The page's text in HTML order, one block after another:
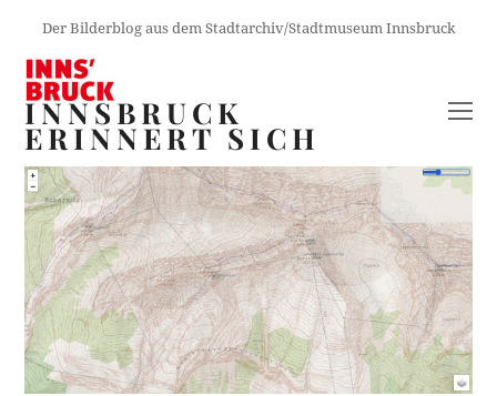
Der Bilderblog aus dem Stadtarchiv/Stadtmuseum Innsbruck
INNSBRUCK
ERINNERT SICH